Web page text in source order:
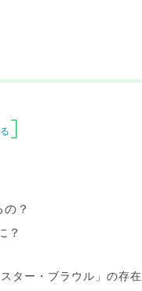
]
？
？
ター・ブラウル」の存在